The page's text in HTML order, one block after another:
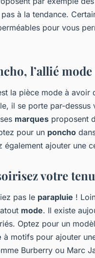
pas à la tendance.
pour vous
l’allié
la pièce mode à avoir
il se porte par-dessus
marques proposent
pour un poncho
également ajouter une
votre
pas le parapluie !
mode. Il existe
Optez pour un
à motifs pour ajouter
Burberry ou Marc